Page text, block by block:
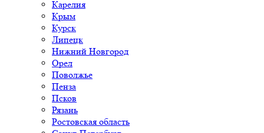
Карелия
Крым
Курск
Липецк
Нижний Новгород
Орел
Поволжье
Пенза
Псков
Рязань
Ростовская область